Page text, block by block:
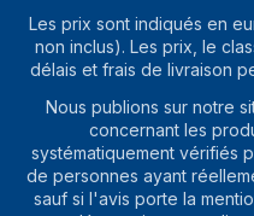
Les prix sont indiqués en
non inclus). Les prix, le
délais et frais de livraison
Nous publions sur notre
concernant les
systématiquement vérifiés
de personnes ayant
sauf si l'avis porte la